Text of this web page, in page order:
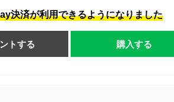
決済が利用できるようになりました
トする 購入する